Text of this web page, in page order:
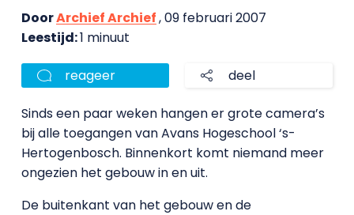
DoorArchief Archief, 09 februari 2007
Leestijd:1 minuut
reageer deel
Sinds een paar weken hangen er grote camera’s
bij alle toegangen van Avans Hogeschool ‘s-
Hertogenbosch. Binnenkort komt niemand meer
ongezien het gebouw in en uit.
De buitenkant van het gebouw en de